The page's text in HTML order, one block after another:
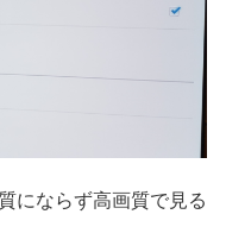
にならず高画質で見る